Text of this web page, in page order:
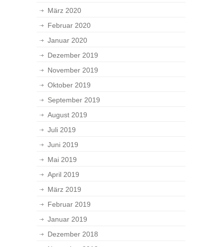
März 2020
Februar 2020
Januar 2020
Dezember 2019
November 2019
Oktober 2019
September 2019
August 2019
Juli 2019
Juni 2019
Mai 2019
April 2019
März 2019
Februar 2019
Januar 2019
Dezember 2018